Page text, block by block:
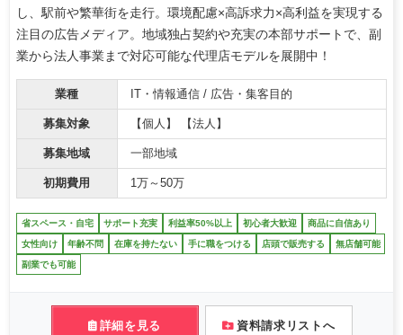
し、駅前や繁華街を走行。環境配慮×高訴求力×高利益を実現する
注目の広告メディア。地域独占契約や充実の本部サポートで、副
業から法人事業まで対応可能な代理店モデルを展開中！
業種 IT・情報通信 / 広告・集客目的
募集対象 【個人】 【法人】
募集地域 一部地域
初期費用 1万～50万
省スペース・自宅 サポート充実 利益率50%以上 初心者大歓迎 商品に自信あり
女性向け 年齢不問 在庫を持たない 手に職をつける 店頭で販売する 無店舗可能
副業でも可能
詳細を見る 資料請求リストへ